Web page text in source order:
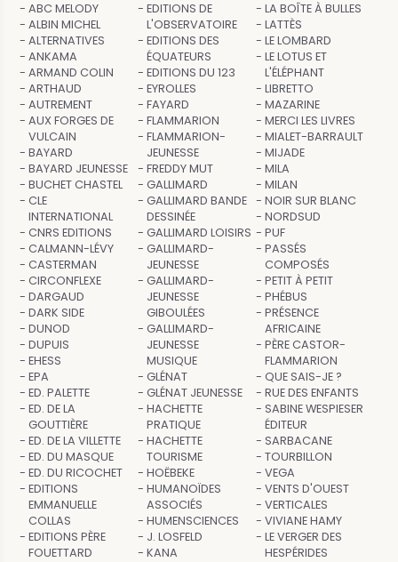
ABC MELODY
ALBIN MICHEL
ALTERNATIVES
ANKAMA
ARMAND COLIN
ARTHAUD
AUTREMENT
AUX FORGES DE
VULCAIN
BAYARD
BAYARD JEUNESSE
BUCHET CHASTEL
CLE
INTERNATIONAL
CNRS EDITIONS
CALMANN-LÉVY
CASTERMAN
CIRCONFLEXE
DARGAUD
DARK SIDE
DUNOD
DUPUIS
EHESS
EPA
ED. PALETTE
ED. DE LA
GOUTTIÈRE
ED. DE LA VILLETTE
ED. DU MASQUE
ED. DU RICOCHET
EDITIONS
EMMANUELLE
COLLAS
EDITIONS PÈRE
FOUETTARD
EDITIONS DE
L'OBSERVATOIRE
EDITIONS DES
ÉQUATEURS
EDITIONS DU 123
EYROLLES
FAYARD
FLAMMARION
FLAMMARION-
JEUNESSE
FREDDY MUT
GALLIMARD
GALLIMARD BANDE
DESSINÉE
GALLIMARD LOISIRS
GALLIMARD-
JEUNESSE
GALLIMARD-
JEUNESSE
GIBOULÉES
GALLIMARD-
JEUNESSE
MUSIQUE
GLÉNAT
GLÉNAT JEUNESSE
HACHETTE
PRATIQUE
HACHETTE
TOURISME
HOËBEKE
HUMANOÏDES
ASSOCIÉS
HUMENSCIENCES
J. LOSFELD
KANA
LA BOÎTE À BULLES
LATTÈS
LE LOMBARD
LE LOTUS ET
L'ÉLÉPHANT
LIBRETTO
MAZARINE
MERCI LES LIVRES
MIALET-BARRAULT
MIJADE
MILA
MILAN
NOIR SUR BLANC
NORDSUD
PUF
PASSÉS
COMPOSÉS
PETIT À PETIT
PHÉBUS
PRÉSENCE
AFRICAINE
PÈRE CASTOR-
FLAMMARION
QUE SAIS-JE ?
RUE DES ENFANTS
SABINE WESPIESER
ÉDITEUR
SARBACANE
TOURBILLON
VEGA
VENTS D'OUEST
VERTICALES
VIVIANE HAMY
LE VERGER DES
HESPÉRIDES